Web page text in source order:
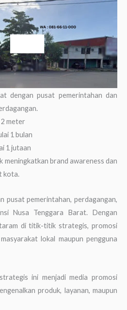
dengan pusat pemerintahan dan
meter
1 bulan
1 jutaan
brand awareness dan
kota.
pusat pemerintahan, perdagangan,
Nusa Tenggara Barat. Dengan
di titik-titik strategis, promosi
lokal maupun pengguna
ini menjadi media promosi
produk, layanan, maupun